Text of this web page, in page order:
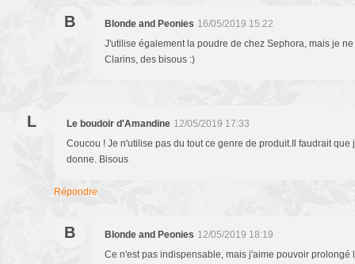
B Blonde and Peonies 16/05/2019 15:22
J'utilise également la poudre de chez Sephora, mais je
Clarins, des bisous :)
L Le boudoir d'Amandine 12/05/2019 17:33
Coucou ! Je n'utilise pas du tout ce genre de produit.Il faudrait que
donne. Bisous
Répondre
B Blonde and Peonies 12/05/2019 18:19
Ce n'est pas indispensable, mais j'aime pouvoir prolongé